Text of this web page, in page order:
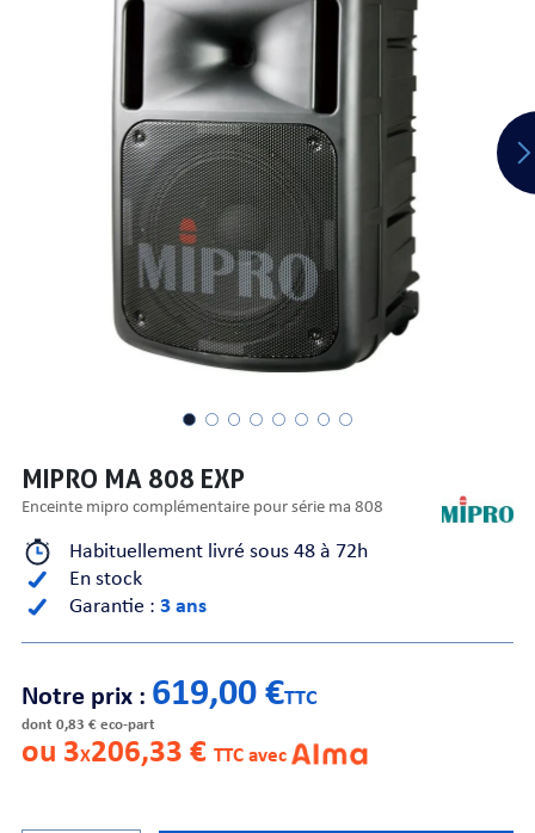
AUDIO
MIPRO MA 808 EXP
enceinte mipro complémentaire pour série ma 808
Habituellement livré sous 48 à 72h
En stock
Garantie : 3 ans
Notre prix : 619,00 €TTC
dont 0,83 € eco-part
ou 3X206,33 € TTC avec